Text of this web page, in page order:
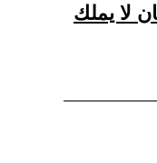
لا يملك